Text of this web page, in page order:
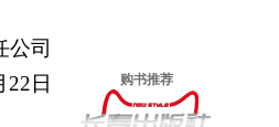
购书推荐
公司
22日